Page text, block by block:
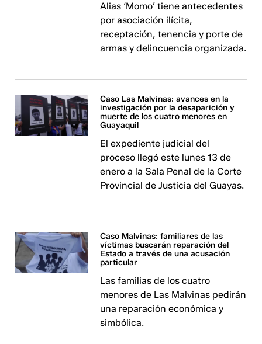
Alias ‘Momo’ tiene antecedentes
por asociación ilícita,
receptación, tenencia y porte de
armas y delincuencia organizada.
Caso Las Malvinas: avances en la
investigación por la desaparición y
muerte de los cuatro menores en
Guayaquil
El expediente judicial del
proceso llegó este lunes 13 de
enero a la Sala Penal de la Corte
Provincial de Justicia del Guayas.
Caso Malvinas: familiares de las
víctimas buscarán reparación del
Estado a través de una acusación
particular
Las familias de los cuatro
menores de Las Malvinas pedirán
una reparación económica y
simbólica.